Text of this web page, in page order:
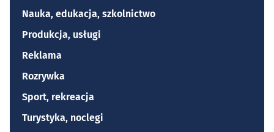
Nauka, edukacja, szkolnictwo
Produkcja, usługi
Reklama
Rozrywka
Sport, rekreacja
Turystyka, noclegi